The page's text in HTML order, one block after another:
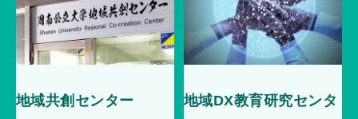
地域共創センター
地域DX教育研究センタ